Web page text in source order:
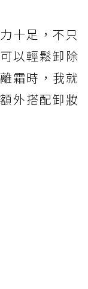
十足，不只
以輕鬆卸除
霜時，我就
外搭配卸妝